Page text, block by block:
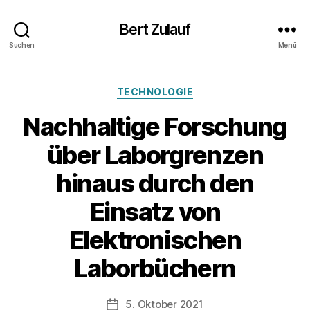
Suchen
Bert Zulauf
Menü
Kategorien
TECHNOLOGIE
Nachhaltige Forschung
über Laborgrenzen
hinaus durch den
Einsatz von
Elektronischen
Laborbüchern
Beitragsautor
V
o
n
B
e
r
Veröffentlichungsdatum
5. Oktober 2021